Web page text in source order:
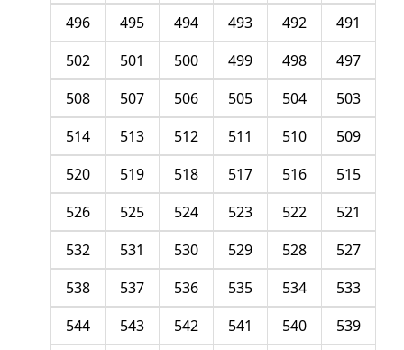
491
492
493
494
495
496
497
498
499
500
501
502
503
504
505
506
507
508
509
510
511
512
513
514
515
516
517
518
519
520
521
522
523
524
525
526
527
528
529
530
531
532
533
534
535
536
537
538
539
540
541
542
543
544